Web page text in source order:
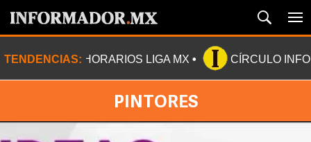
TENDENCIAS: HORARIOS LIGA MX CÍRCULO
PINTORES